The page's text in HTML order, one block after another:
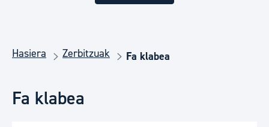
Hasiera Zerbitzuak Fa klabea
Fa klabea